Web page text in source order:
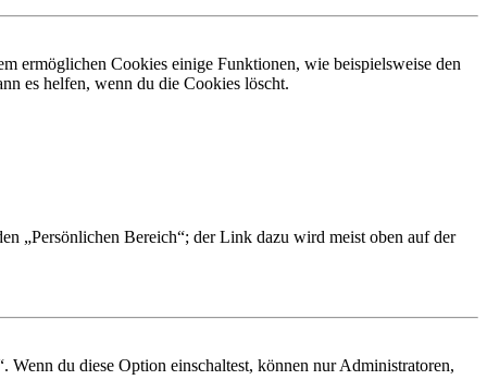
ermöglichen Cookies einige Funktionen, wie beispielsweise den
es helfen, wenn du die Cookies löscht.
„Persönlichen Bereich“; der Link dazu wird meist oben auf der
du diese Option einschaltest, können nur Administratoren,